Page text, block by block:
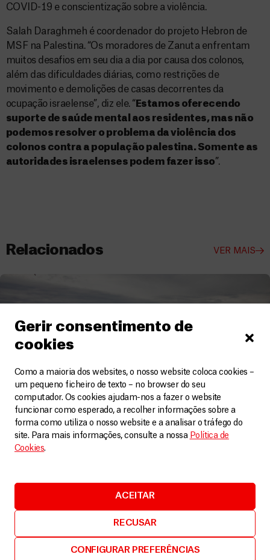
Gerir consentimento de
cookies
Como a maioria dos websites, o nosso website coloca cookies –
um pequeno ficheiro de texto – no browser do seu
computador. Os cookies ajudam-nos a fazer o website
funcionar como esperado, a recolher informações sobre a
forma como utiliza o nosso website e a analisar o tráfego do
site. Para mais informações, consulte a nossa Política de
Cookies.
ACEITAR
RECUSAR
CONFIGURAR PREFERÊNCIAS
COVID-19 e conscientização sobre a violência.
Salah Daraghmeh é coordenador do projeto Hebron de
MSF na Palestina. “Os moradores de Zanuta enfrentam
muitos desafios em seu dia a dia por causa dos colonos,
além das dificuldades diárias, como restrições de
movimento e demolições de casas decorrentes da
ocupação israelense”, diz ele. “ Estamos oferecendo
suporte de saúde mental aos residentes, mas não
podemos resolver o problema da violência dos
colonos contra a população palestina. Somente as
autoridades israelenses podem fazer isso”.
Relacionados VER MAIS
As enormes lacunas nos cuidados de saúde mental
em todo o mundo
13 Outubro, 2021